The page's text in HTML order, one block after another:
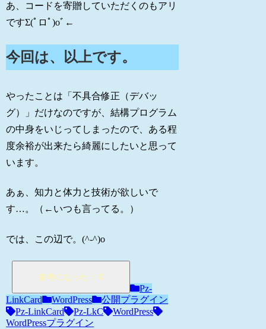
あ、コードを寄贈していただくのもアリ
ですΣ(ﾟロﾟ)oﾞ←
今回は、以上です。
やったことは「不具合修正（デバッ
グ）」だけなのですが、結構プログラム
の中身をいじってしまったので、ある程
度余裕が出来たら綺麗にしたいと思って
います。
あぁ、知力と体力と技術が欲しいで
す…。（←いつも言ってる。）
では、この辺で。(^-^)o
Pz-
LinkCard
WordPress
公開プラグイン
Pz-LinkCard
Pz-LkC
WordPress
WordPressプラグイン